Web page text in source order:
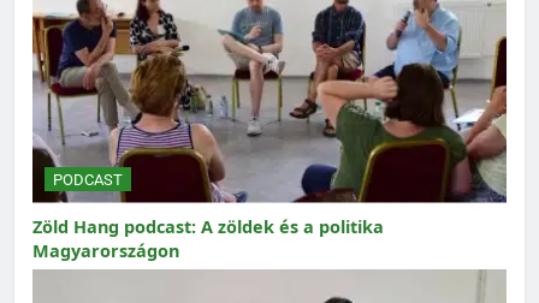
PODCAST
Zöld Hang podcast: A zöldek és a politika
Magyarországon